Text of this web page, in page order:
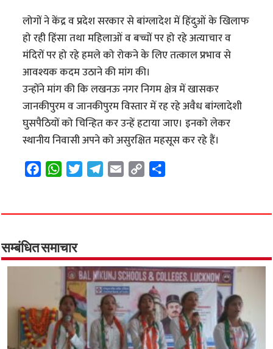
लोगों ने केंद्र व प्रदेश सरकार से बांग्लादेश में हिंदुओं के खिलाफ
हो रही हिंसा तथा महिलाओं व बच्चों पर हो रहे अत्याचार व
मंदिरों पर हो रहे हमले को रोकने के लिए तत्काल प्रभाव से
आवश्यक कदम उठाने की मांग की।
उन्होंने मांग की कि लखनऊ नगर निगम क्षेत्र में खासकर
जानकीपुरम व जानकीपुरम विस्तार में रह रहे अवैध बांग्लादेशी
घुसपैठियों को चिन्हित कर उन्हें हटाया जाए। इनको लेकर
स्थानीय निवासी अपने को असुरक्षित महसूस कर रहे हैं।
F
e
o
o
W
t
A
p
p
T
t
r
T
e
a
m
E
i
C
y
n
k
r
सम्बंधित समाचार